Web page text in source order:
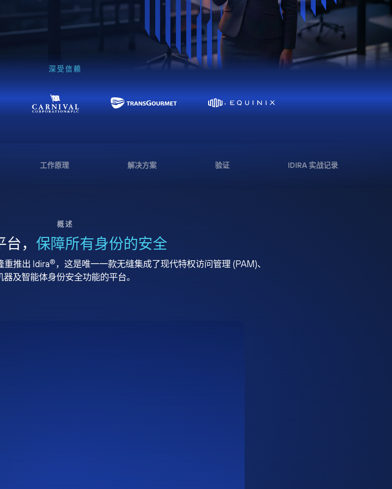
深受信赖
工作原理 解决方案 验证 IDIRA 实战记录
概述
， 保障所有身份的安全
重推出 Idira® ，这是唯一一款无缝集成了现代特权访问管理 (PAM)、
器及智能体身份安全功能的平台。